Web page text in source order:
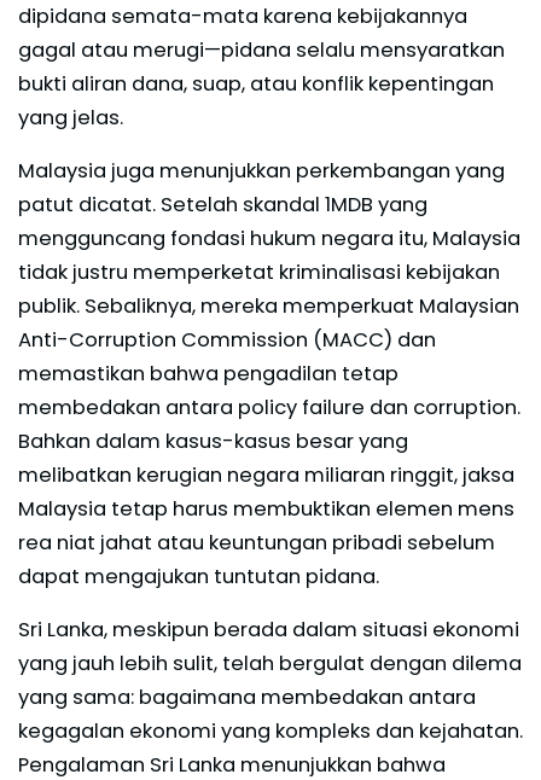
dipidana semata-mata karena kebijakannya
gagal atau merugi—pidana selalu mensyaratkan
bukti aliran dana, suap, atau konflik kepentingan
yang jelas.
Malaysia juga menunjukkan perkembangan yang
patut dicatat. Setelah skandal 1MDB yang
mengguncang fondasi hukum negara itu, Malaysia
tidak justru memperketat kriminalisasi kebijakan
publik. Sebaliknya, mereka memperkuat Malaysian
Anti-Corruption Commission (MACC) dan
memastikan bahwa pengadilan tetap
membedakan antara policy failure dan corruption.
Bahkan dalam kasus-kasus besar yang
melibatkan kerugian negara miliaran ringgit, jaksa
Malaysia tetap harus membuktikan elemen mens
rea niat jahat atau keuntungan pribadi sebelum
dapat mengajukan tuntutan pidana.
Sri Lanka, meskipun berada dalam situasi ekonomi
yang jauh lebih sulit, telah bergulat dengan dilema
yang sama: bagaimana membedakan antara
kegagalan ekonomi yang kompleks dan kejahatan.
Pengalaman Sri Lanka menunjukkan bahwa